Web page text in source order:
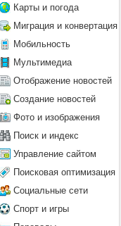
Карты и погода
Миграция и конвертация
Мобильность
Мультимедиа
Отображение новостей
Создание новостей
Фото и изображения
Поиск и индекс
Управление сайтом
Поисковая оптимизация
Социальные сети
Спорт и игры